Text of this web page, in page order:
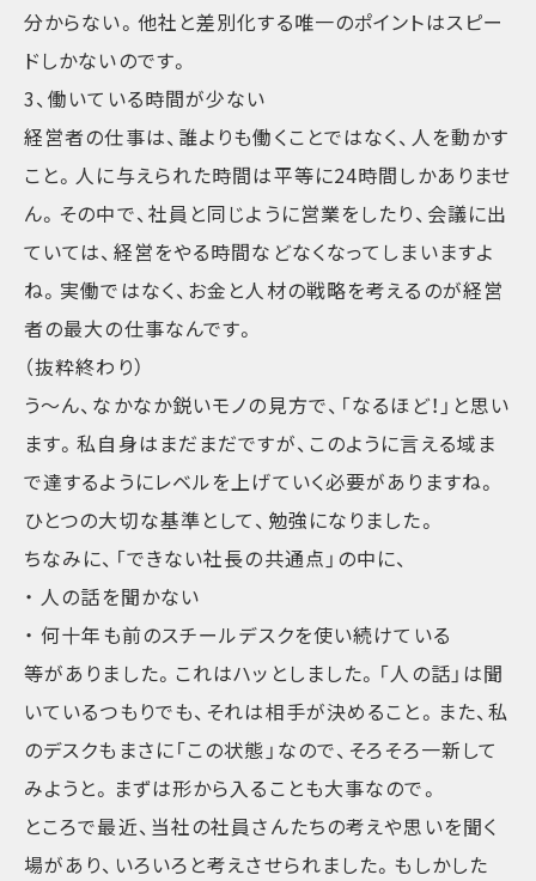
分からない。他社と差別化する唯一のポイントはスピー
ドしかないのです。
3、働いている時間が少ない
経営者の仕事は、誰よりも働くことではなく、人を動かす
こと。人に与えられた時間は平等に24時間しかありませ
ん。その中で、社員と同じように営業をしたり、会議に出
ていては、経営をやる時間などなくなってしまいますよ
ね。実働ではなく、お金と人材の戦略を考えるのが経営
者の最大の仕事なんです。
（抜粋終わり）
う～ん、なかなか鋭いモノの見方で、「なるほど！」と思い
ます。私自身はまだまだですが、このように言える域ま
で達するようにレベルを上げていく必要がありますね。
ひとつの大切な基準として、勉強になりました。
ちなみに、「できない社長の共通点」の中に、
・ 人の話を聞かない
・ 何十年も前のスチールデスクを使い続けている
等がありました。これはハッとしました。「人の話」は聞
いているつもりでも、それは相手が決めること。また、私
のデスクもまさに「この状態」なので、そろそろ一新して
みようと。まずは形から入ることも大事なので。
ところで最近、当社の社員さんたちの考えや思いを聞く
場があり、いろいろと考えさせられました。もしかした